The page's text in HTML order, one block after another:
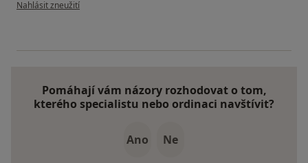
Nahlásit zneužití
Pomáhají vám názory rozhodovat o tom,
kterého specialistu nebo ordinaci navštívit?
Ano Ne